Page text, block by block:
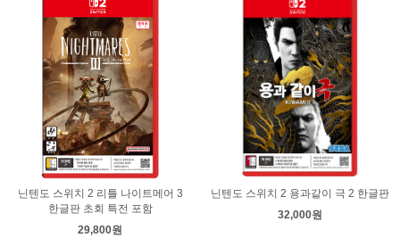
닌텐도 스위치 2 리틀 나이트메어 3
한글판 초회 특전 포함
29,800원
닌텐도 스위치 2 용과같이 극 2 한글판
32,000원